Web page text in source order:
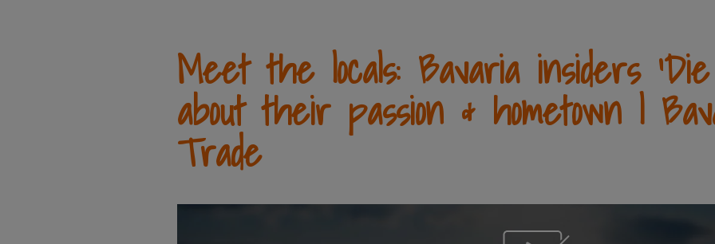
Meet the locals: Bavaria insiders
about their passion & hometown |
Trade